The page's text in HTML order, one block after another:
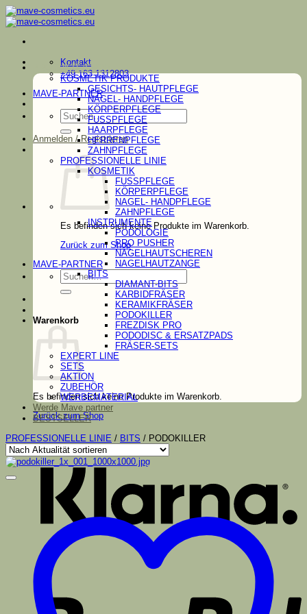
Zum
Inhalt
springen
Kontakt
+49 163 1312803
MAVE-PARTNER
Suchen
nach:
Anmelden / Registrieren
Es befinden sich keine Produkte im Warenkorb.
Zurück zum Shop
MAVE-PARTNER
Suchen
nach:
Warenkorb
Es befinden sich keine Produkte im Warenkorb.
Zurück zum Shop
PRODUKTE/SHOP
KOSMETIK PRODUKTE
GESICHTS- HAUTPFLEGE
NAGEL- HANDPFLEGE
KÖRPERPFLEGE
FUSSPFLEGE
HAARPFLEGE
HERRENPFLEGE
ZAHNPFLEGE
PROFESSIONELLE LINIE
KOSMETIK
FUSSPFLEGE
KÖRPERPFLEGE
NAGEL- HANDPFLEGE
ZAHNPFLEGE
INSTRUMENTE
PODOLOGIE
PRO PUSHER
NAGELHAUTSCHEREN
NAGELHAUTZANGE
BITS
DIAMANT-BITS
KARBIDFRÄSER
KERAMIKFRÄSER
PODOKILLER
FREZDISK PRO
PODODISC & ERSATZPADS
FRÄSER-SETS
EXPERT LINE
SETS
AKTION
ZUBEHÖR
WERBEMATERIAL
Werde Mave partner
BESTSELLER
PROFESSIONELLE LINIE / BITS / PODOKILLER